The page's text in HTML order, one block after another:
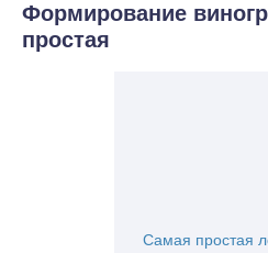
Формирование
простая
Самая простая